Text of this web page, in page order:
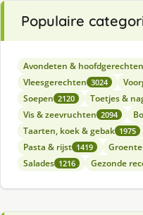
Populaire
Avondeten & hoofdgerechten
Vleesgerechten 3024
Soepen 2120 Toetjes &
Vis & zeevruchten 2094
Taarten, koek & gebak 1975
Pasta & rijst 1419
Salades 1216 Gezonde